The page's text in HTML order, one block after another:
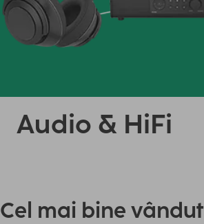
Audio & HiFi
Cel mai bine vândut